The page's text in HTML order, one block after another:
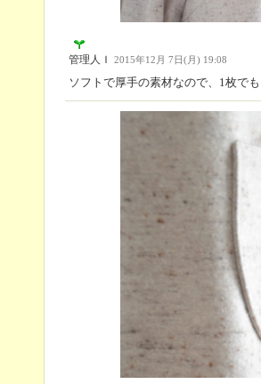
管理人Ｉ 2015年12月 7日(月) 19:08
ソフトで厚手の素材なので、1枚で